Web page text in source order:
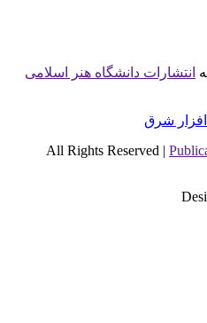
دانشگاه هنر اسلامی